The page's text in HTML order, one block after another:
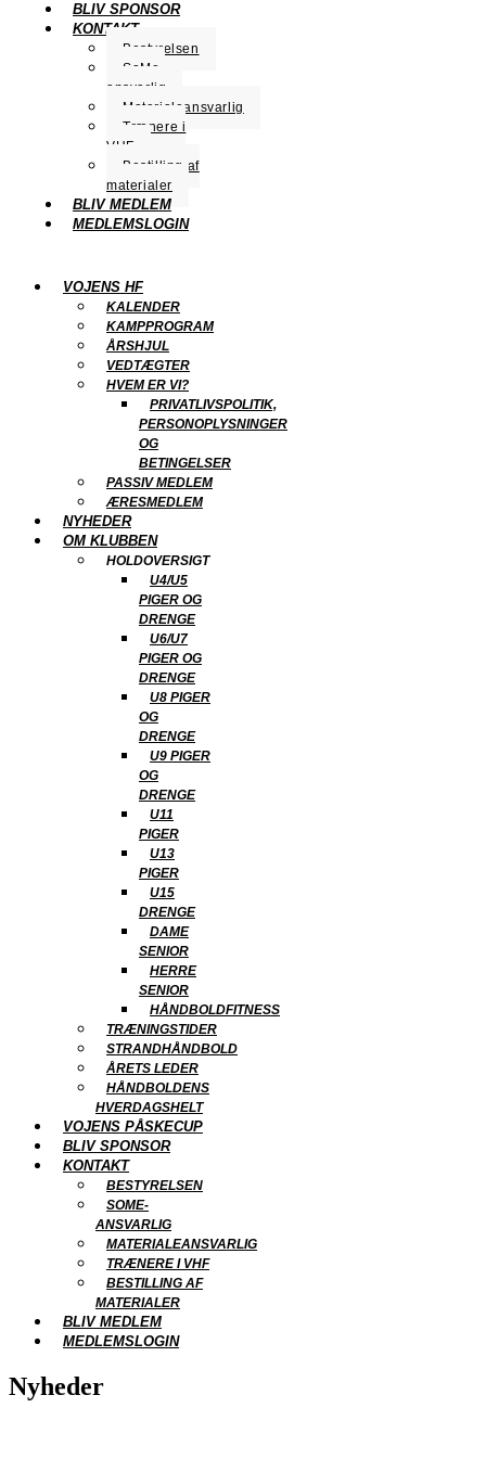
BLIV SPONSOR
KONTAKT
Bestyrelsen
SoMe-
ansvarlig
Materialeansvarlig
Trænere i
VHF
Bestilling af
materialer
BLIV MEDLEM
MEDLEMSLOGIN
VOJENS HF
KALENDER
KAMPPROGRAM
ÅRSHJUL
VEDTÆGTER
HVEM ER VI?
PRIVATLIVSPOLITIK,
PERSONOPLYSNINGER
OG
BETINGELSER
PASSIV MEDLEM
ÆRESMEDLEM
NYHEDER
OM KLUBBEN
HOLDOVERSIGT
U4/U5
PIGER OG
DRENGE
U6/U7
PIGER OG
DRENGE
U8 PIGER
OG
DRENGE
U9 PIGER
OG
DRENGE
U11
PIGER
U13
PIGER
U15
DRENGE
DAME
SENIOR
HERRE
SENIOR
HÅNDBOLDFITNESS
TRÆNINGSTIDER
STRANDHÅNDBOLD
ÅRETS LEDER
HÅNDBOLDENS
HVERDAGSHELT
VOJENS PÅSKECUP
BLIV SPONSOR
KONTAKT
BESTYRELSEN
SOME-
ANSVARLIG
MATERIALEANSVARLIG
TRÆNERE I VHF
BESTILLING AF
MATERIALER
BLIV MEDLEM
MEDLEMSLOGIN
Nyheder